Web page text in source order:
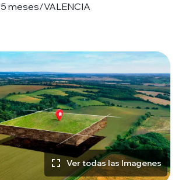
meses/VALENCIA
Ver todas las Imagenes